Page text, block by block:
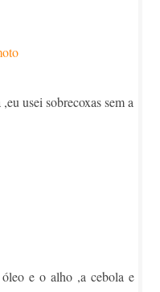
usei sobrecoxas sem a
e o alho ,a cebola e